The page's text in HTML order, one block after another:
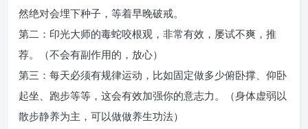
然绝对会埋下种子，等着早晚破戒。
第二：印光大师的毒蛇咬根观，非常有效，屡试不爽，推
荐。（不会有副作用的，放心）
第三：每天必须有规律运动，比如固定做多少俯卧撑、仰卧
起坐、跑步等等，这会有效加强你的意志力。（身体虚弱以
散步静养为主，可以做做养生功法）